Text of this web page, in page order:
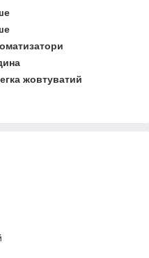
жовтуватий